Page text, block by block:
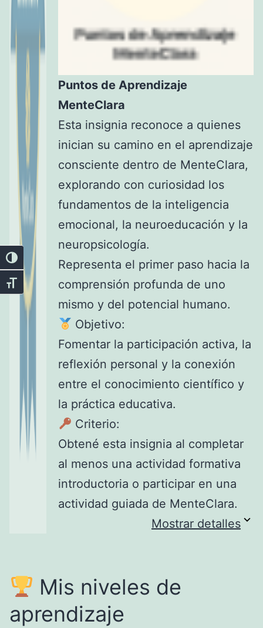
Alternar alto contraste
Alternar tamaño de letra
Puntos de Aprendizaje
MenteClara
Esta insignia reconoce a quienes
inician su camino en el aprendizaje
consciente dentro de MenteClara,
explorando con curiosidad los
fundamentos de la inteligencia
emocional, la neuroeducación y la
neuropsicología.
Representa el primer paso hacia la
comprensión profunda de uno
mismo y del potencial humano.
Objetivo:
Fomentar la participación activa, la
reflexión personal y la conexión
entre el conocimiento científico y
la práctica educativa.
Criterio:
Obtené esta insignia al completar
al menos una actividad formativa
introductoria o participar en una
actividad guiada de MenteClara.
Mostrar detalles
Mis niveles de
aprendizaje